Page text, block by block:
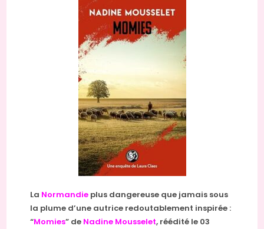
La Normandie plus dangereuse que jamais sous
la plume d’une autrice redoutablement inspirée :
“Momies” de Nadine Mousselet, réédité le 03